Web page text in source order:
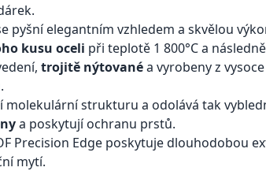
pyšní elegantním vzhledem a skvělou
kusu oceli při teplotě 1 800°C a
trojitě nýtovanéa vyrobeny z
molekulární strukturu a odolává tak
a poskytují ochranu prstů.
Precision Edge poskytuje dlouhodobou
mytí.